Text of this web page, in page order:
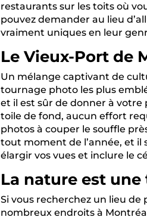
restaurants sur les toits où
pouvez demander au lieu
vraiment uniques en leur
Le Vieux-Port de
Un mélange captivant de
tournage photo les plus
et il est sûr de donner à votre
toile de fond, aucun effort
photos à couper le souffle
tout moment de l’année, et il
élargir vos vues et inclure le
La nature est
Si vous recherchez un lieu
nombreux endroits à